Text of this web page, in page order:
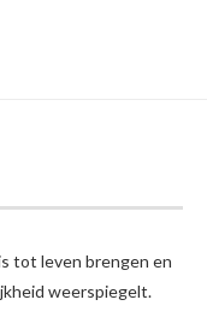
tot leven brengen en
weerspiegelt.